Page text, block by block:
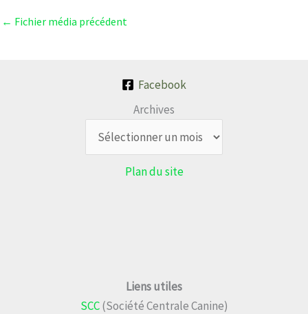
← Fichier média précédent
Facebook
Archives
Plan du site
Liens utiles
SCC(Société Centrale Canine)